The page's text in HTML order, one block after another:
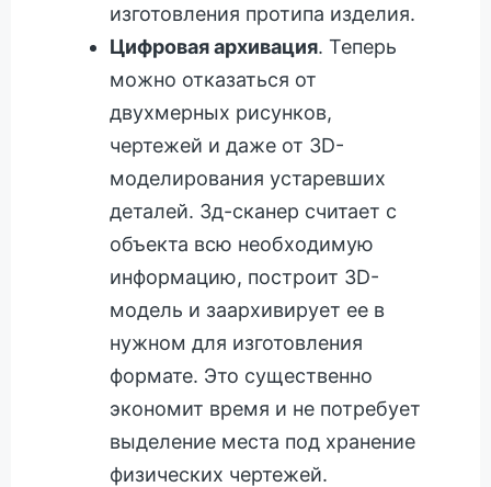
изготовления протипа изделия.
Цифровая архивация. Теперь
можно отказаться от
двухмерных рисунков,
чертежей и даже от 3D-
моделирования устаревших
деталей. 3д-сканер считает с
объекта всю необходимую
информацию, построит 3D-
модель и заархивирует ее в
нужном для изготовления
формате. Это существенно
экономит время и не потребует
выделение места под хранение
физических чертежей.